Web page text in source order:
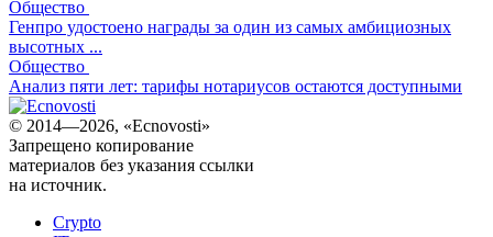
Общество
Генпро удостоено награды за один из самых амбициозных
высотных ...
Общество
Анализ пяти лет: тарифы нотариусов остаются доступными
© 2014—2026, «Ecnovosti»
Запрещено копирование
материалов без указания ссылки
на источник.
Crypto